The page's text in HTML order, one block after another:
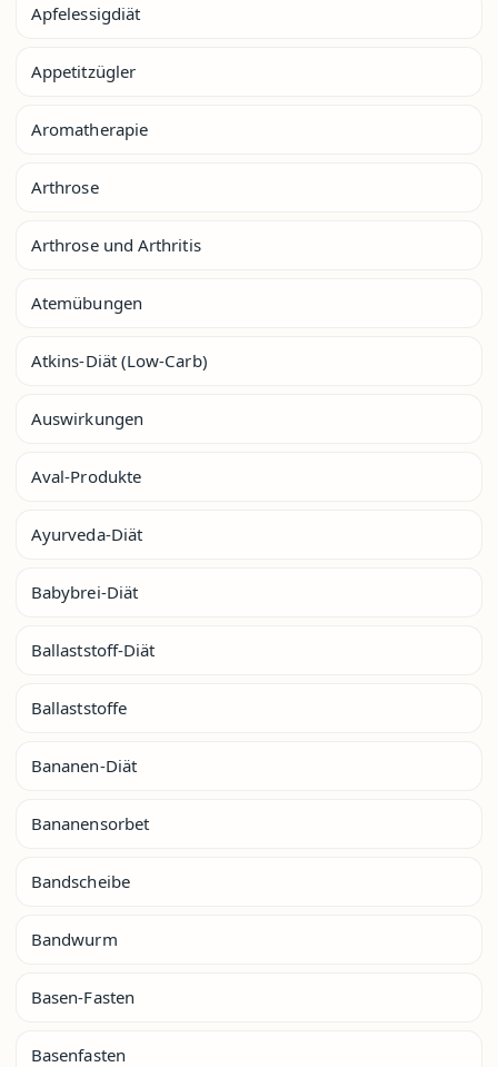
Apfelessigdiät
Appetitzügler
Aromatherapie
Arthrose
Arthrose und Arthritis
Atemübungen
Atkins-Diät (Low-Carb)
Auswirkungen
Aval-Produkte
Ayurveda-Diät
Babybrei-Diät
Ballaststoff-Diät
Ballaststoffe
Bananen-Diät
Bananensorbet
Bandscheibe
Bandwurm
Basen-Fasten
Basenfasten